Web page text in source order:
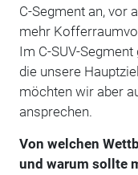
C-Segment an, vor
mehr
Im C-SUV-
die unsere
möchten wir aber
ansprechen.
Von welchen
und warum sollte